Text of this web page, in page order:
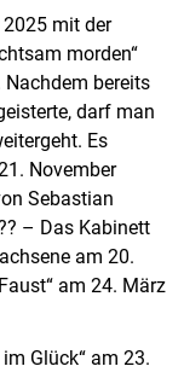
mit der
morden“
Nachdem bereits
darf man
Es
November
Sebastian
– Das Kabinett
am 20.
am 24. März
Glück“ am 23.